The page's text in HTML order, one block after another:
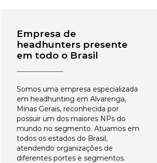
Empresa de
headhunters presente
em todo o Brasil
Somos uma empresa especializada
em headhunting em Alvarenga,
Minas Gerais, reconhecida por
possuir um dos maiores NPs do
mundo no segmento. Atuamos em
todos os estados do Brasil,
atendendo organizações de
diferentes portes e segmentos.